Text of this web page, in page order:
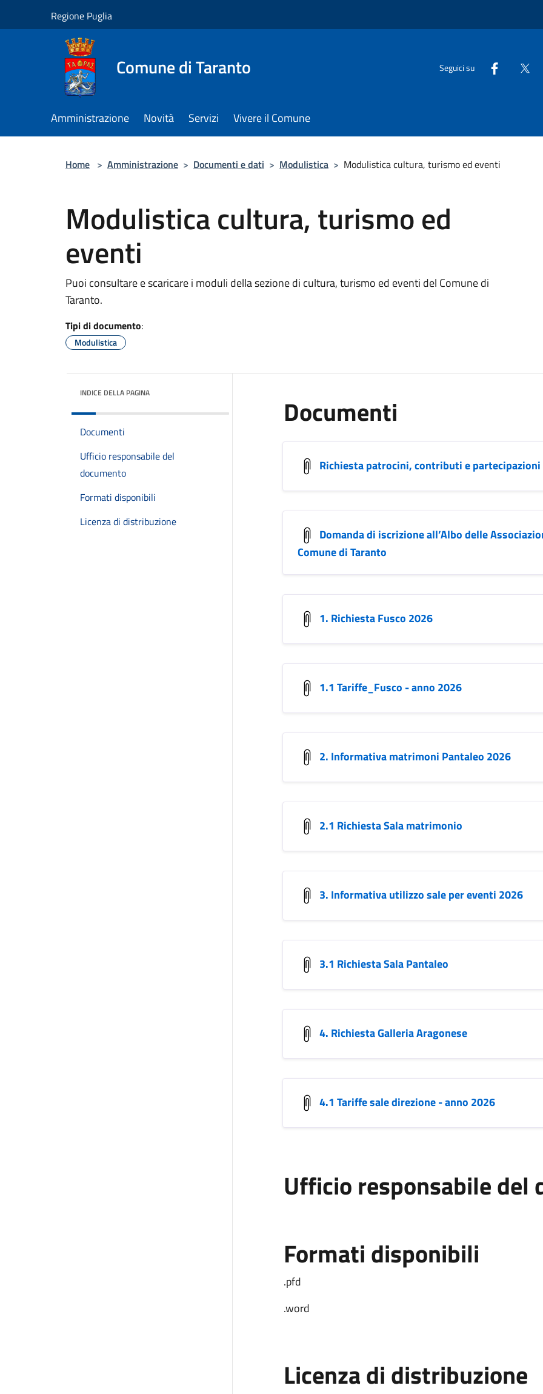
Regione Puglia
Comune di Taranto Seguici su
Amministrazione Novità Servizi Vivere il Comune
Home > Amministrazione > Documenti e dati > Modulistica > Modulistica cultura, turismo ed eventi
Modulistica cultura, turismo ed
eventi
Puoi consultare e scaricare i moduli della sezione di cultura, turismo ed eventi del Comune di
Taranto.
Tipi di documento:
Modulistica
INDICE DELLA PAGINA
Documenti
Ufficio responsabile del
documento
Formati disponibili
Licenza di distribuzione
Documenti
Richiesta patrocini, contributi e partecipazioni
Domanda di iscrizione all’Albo delle
Comune di Taranto
1. Richiesta Fusco 2026
1.1 Tariffe_Fusco - anno 2026
2. Informativa matrimoni Pantaleo 2026
2.1 Richiesta Sala matrimonio
3. Informativa utilizzo sale per eventi 2026
3.1 Richiesta Sala Pantaleo
4. Richiesta Galleria Aragonese
4.1 Tariffe sale direzione - anno 2026
Ufficio responsabile del
Formati disponibili
.pfd
.word
Licenza di distribuzione